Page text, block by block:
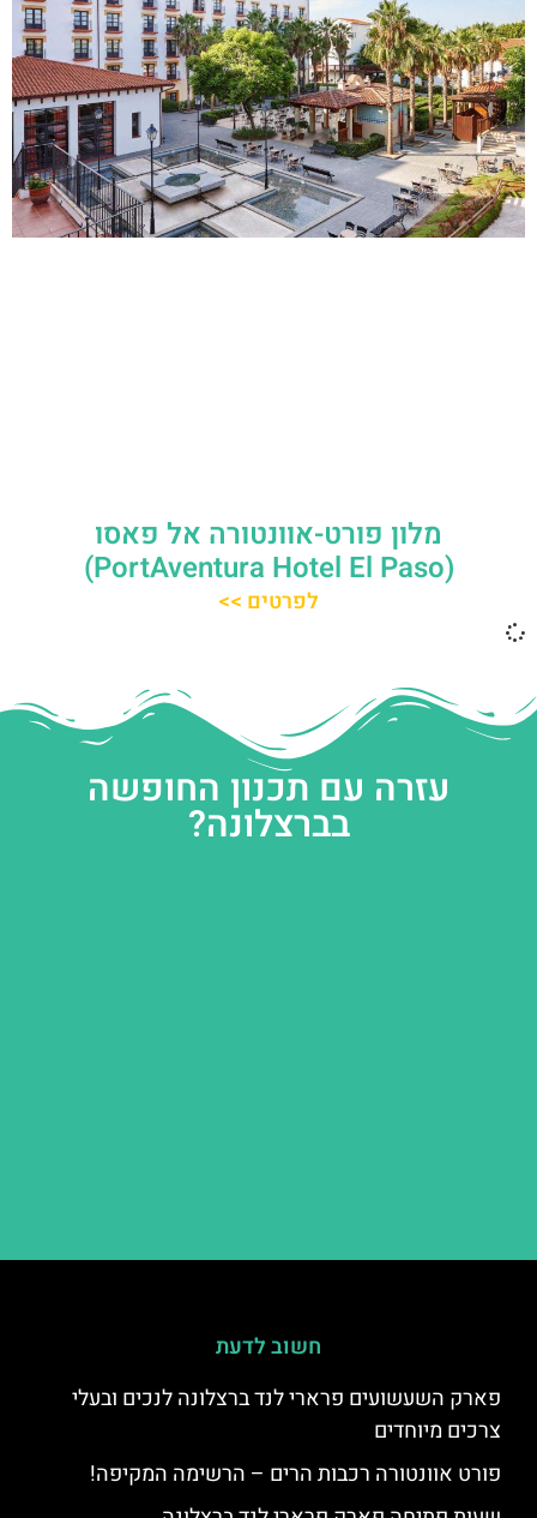
מלון פורט-אוונטורה אל פאסו
(PortAventura Hotel El Paso)
לפרטים >>
עזרה עם תכנון החופשה
בברצלונה?
חשוב לדעת
פארק השעשועים פרארי לנד ברצלונה לנכים ובעלי
צרכים מיוחדים
פורט אוונטורה רכבות הרים – הרשימה המקיפה!